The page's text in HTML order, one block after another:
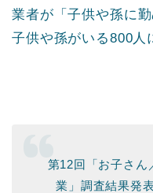
業者が「子供や孫に
子供や孫がいる800人
第12回「お子さん
業」調査結果発